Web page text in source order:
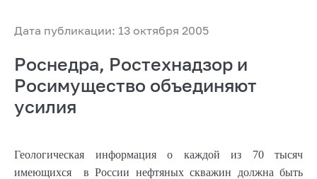
Дата публикации: 13 октября 2005
Роснедра, Ростехнадзор и
Росимущество объединяют
усилия
Геологическая информация о каждой из 70 тысяч
имеющихся в России нефтяных скважин должна быть